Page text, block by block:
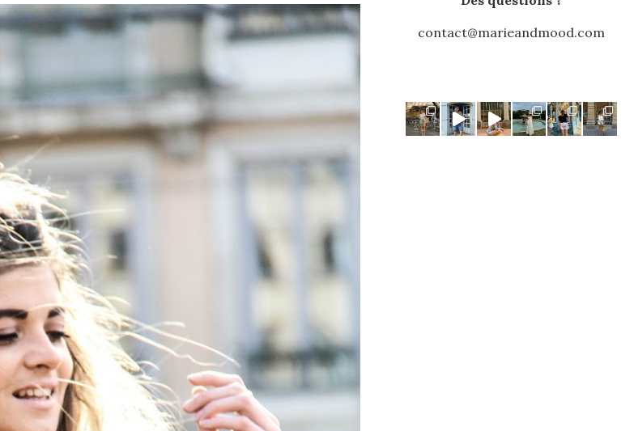
contact@marieandmood.com